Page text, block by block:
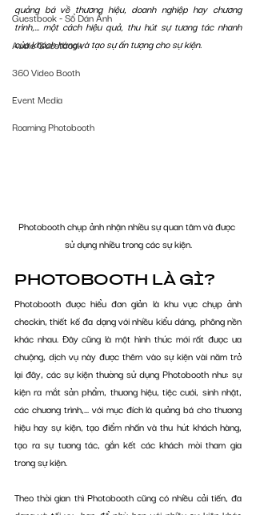
Guestbook - Sổ Dán Ảnh
Audio Guestbook
360 Video Booth
Event Media
Roaming Photobooth
quảng bá về thương hiệu, doanh nghiệp hay chương
trình,... một cách hiệu quả, thu hút sự tương tác nhanh
của khách hàng và tạo sự ấn tượng cho sự kiện.
Photobooth chụp ảnh nhận nhiều sự quan tâm và được
sử dụng nhiều trong các sự kiện.
PHOTOBOOTH LÀ GÌ?
Photobooth được hiểu đơn giản là khu vực chụp ảnh
checkin, thiết kế đa dạng với nhiều kiểu dáng, phông nền
khác nhau. Đây cũng là một hình thức mới rất được ưa
chuộng, dịch vụ này được thêm vào sự kiện vài năm trở
lại đây, các sự kiện thường sử dụng Photobooth như: sự
kiện ra mắt sản phẩm, thương hiệu, tiệc cưới, sinh nhật,
các chương trình,... với mục đích là quảng bá cho thương
hiệu hay sự kiện, tạo điểm nhấn và thu hút khách hàng,
tạo ra sự tương tác, gắn kết các khách mời tham gia
trong sự kiện.
Theo thời gian thì Photobooth cũng có nhiều cải tiến, đa